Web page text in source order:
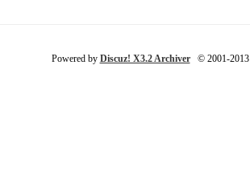
Powered by Discuz! X3.2 Archiver© 2001-2013